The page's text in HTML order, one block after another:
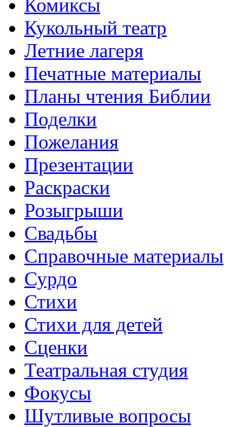
Комиксы
Кукольный театр
Летние лагеря
Печатные материалы
Планы чтения Библии
Поделки
Пожелания
Презентации
Раскраски
Розыгрыши
Свадьбы
Справочные материалы
Сурдо
Стихи
Стихи для детей
Сценки
Театральная студия
Фокусы
Шутливые вопросы